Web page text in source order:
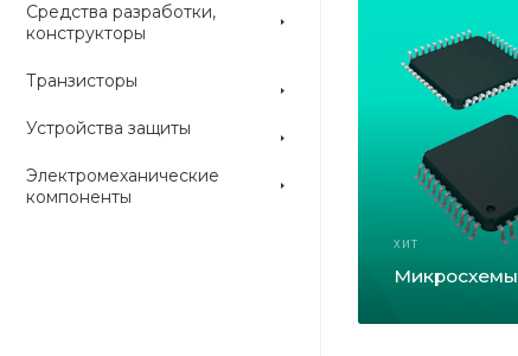
Средства разработки,
конструкторы
Транзисторы
Устройства защиты
Электромеханические
компоненты
ХИТ
Микросхемы